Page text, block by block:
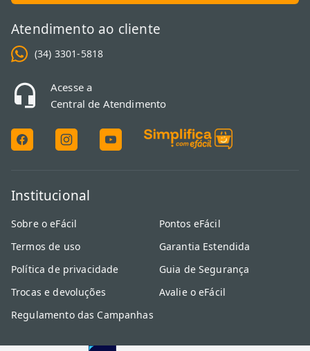
Atendimento ao cliente
(34) 3301-5818
Acesse a
Central de Atendimento
Institucional
Sobre o eFácil
Termos de uso
Política de privacidade
Trocas e devoluções
Regulamento das Campanhas
Pontos eFácil
Garantia Estendida
Guia de Segurança
Avalie o eFácil